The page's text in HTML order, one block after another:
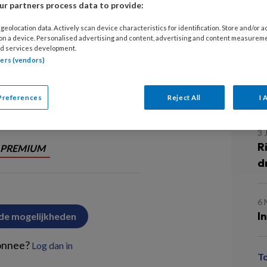
rijkere traditie van actievoeren
verdienen nog
PREMIUM
mogelijkheden
Log dan in
3
6
partners process data to provide:
data. Actively scan device characteristics for identification. Store and/or
a device. Personalised advertising and content, advertising and content
services development.
(vendors)
Reject All I